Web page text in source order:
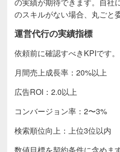
の実績が期待できます。自社
のスキルがない場合、丸ごと
運営代行の実績指標
依頼前に確認すべきKPIです。
月間売上成長率：20%以上
広告ROI：2.0以上
コンバージョン率：2〜3%
検索順位向上：上位3位以内